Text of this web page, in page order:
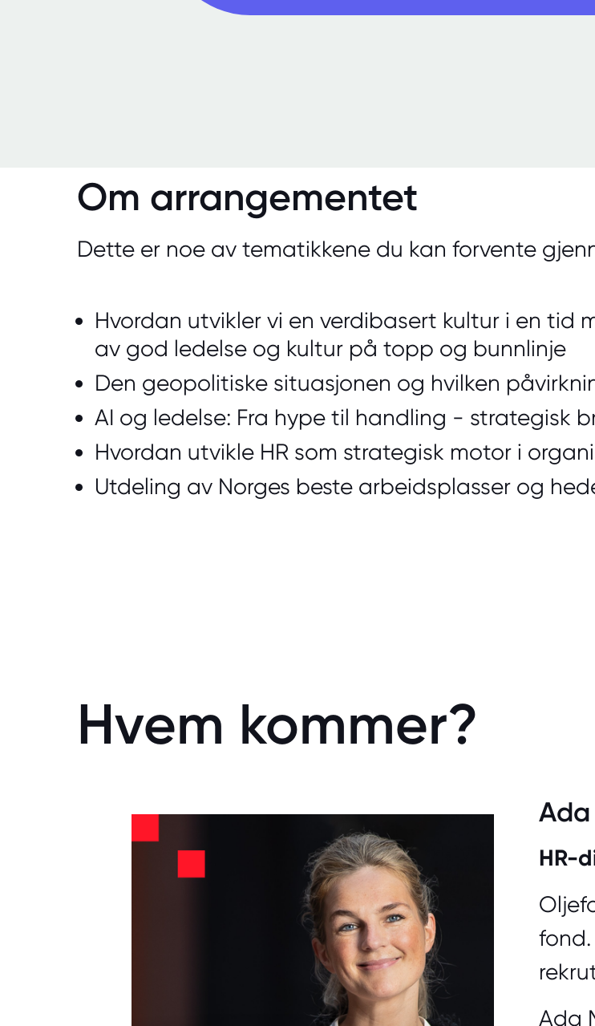
Om arrangementet
Dette er noe av tematikkene du kan forvente
Hvordan utvikler vi en verdibasert kultur i en tid
av god ledelse og kultur på topp og bunnlinje
Den geopolitiske situasjonen og hvilken
AI og ledelse: Fra hype til handling - strategisk
Hvordan utvikle HR som strategisk motor i
Utdeling av Norges beste arbeidsplasser og
Hvem kommer?
HR-
Ada